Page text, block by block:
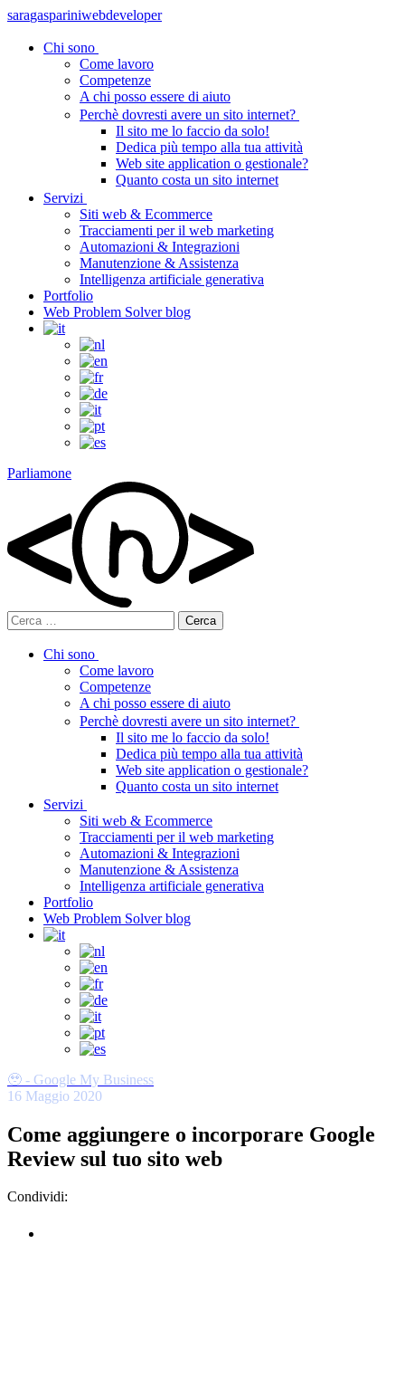
saragaspariniwebdeveloper
Chi sono
Come lavoro
Competenze
A chi posso essere di aiuto
Perchè dovresti avere un sito internet?
Il sito me lo faccio da solo!
Dedica più tempo alla tua attività
Web site application o gestionale?
Quanto costa un sito internet
Servizi
Siti web & Ecommerce
Tracciamenti per il web marketing
Automazioni & Integrazioni
Manutenzione & Assistenza
Intelligenza artificiale generativa
Portfolio
Web Problem Solver blog
Parliamone
Ricerca
per:
Chi sono
Come lavoro
Competenze
A chi posso essere di aiuto
Perchè dovresti avere un sito internet?
Il sito me lo faccio da solo!
Dedica più tempo alla tua attività
Web site application o gestionale?
Quanto costa un sito internet
Servizi
Siti web & Ecommerce
Tracciamenti per il web marketing
Automazioni & Integrazioni
Manutenzione & Assistenza
Intelligenza artificiale generativa
Portfolio
Web Problem Solver blog
🥹 - Google My Business
16 Maggio 2020
Come aggiungere o incorporare Google
Review sul tuo sito web
Condividi: